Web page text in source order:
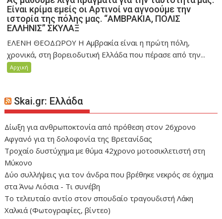
Είναι κρίμα εμείς οι Αρτινοί να αγνοούμε την
ιστορία της πόλης μας. “ΑΜΒΡΑΚΙΑ, ΠΟΛΙΣ
ΕΛΛΗΝΙΣ” ΣΚΥΛΑΞ
ΕΛΕΝΗ ΘΕΟΔΩΡΟΥ Η Αμβρακία είναι η πρώτη πόλη,
χρονικά, στη βορειοδυτική Ελλάδα που πέρασε από την...
Αρχική
Skai.gr: Ελλάδα
Δίωξη για ανθρωποκτονία από πρόθεση στον 26χρονο
Αφγανό για τη δολοφονία της Βρετανίδας
Τροχαίο δυστύχημα με θύμα 42χρονο μοτοσικλετιστή στη
Μύκονο
Δύο συλλήψεις για τον άνδρα που βρέθηκε νεκρός σε όχημα
στα Άνω Λιόσια - Τι συνέβη
Το τελευταίο αντίο στον σπουδαίο τραγουδιστή Λάκη
Χαλκιά (Φωτογραφίες, βίντεο)